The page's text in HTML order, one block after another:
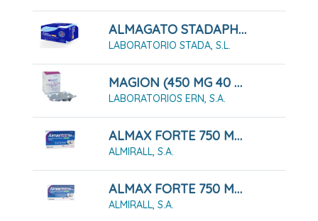
ALMAGATO STADAPHARM 500 48 COMPRIMIDOS MASTICABLES
LABORATORIO STADA, S.L.
MAGION (450 MG 40 COMPRIMIDOS MASTICABLES)
LABORATORIOS ERN, S.A.
ALMAX FORTE 750 MG COMPRIMIDOS MASTICABLES SABOR MENTA, 24 COMPRIMIDOS
ALMIRALL, S.A.
ALMAX FORTE 750 MG COMPRIMIDOS MASTICABLES SABOR MENTA, 48 COMPRIMIDOS
ALMIRALL, S.A.